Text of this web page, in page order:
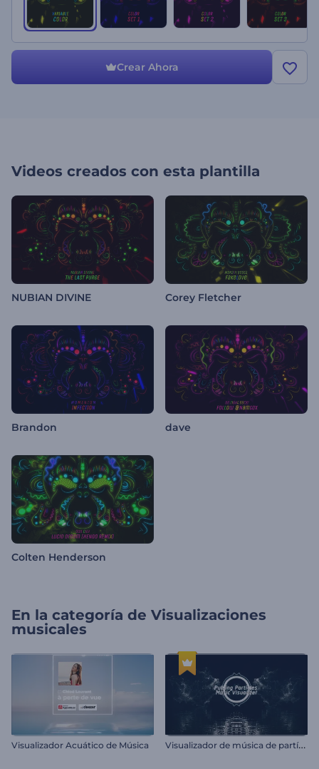
Crear Ahora
Videos creados con esta plantilla
NUBIAN DIVINE Corey Fletcher
Brandon dave
Colten Henderson
En la categoría de Visualizaciones
musicales
Visualizador Acuático de Música V
isualizador de música de partículas vibrantes